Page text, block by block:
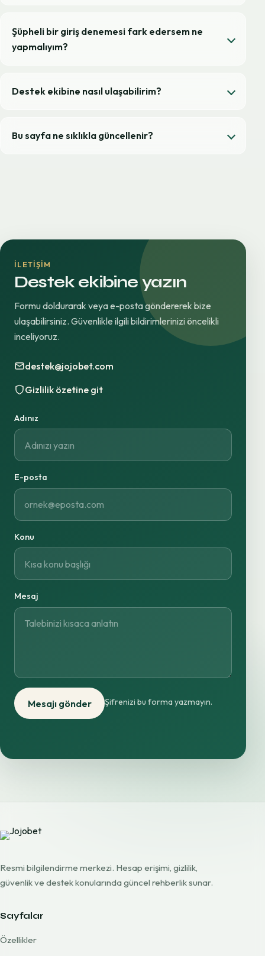
Şüpheli bir giriş denemesi fark edersem ne
yapmalıyım?
Destek ekibine nasıl ulaşabilirim?
Bu sayfa ne sıklıkla güncellenir?
İLETIŞIM
Destek ekibine yazın
Formu doldurarak veya e-posta göndererek bize
ulaşabilirsiniz. Güvenlikle ilgili bildirimlerinizi öncelikli
inceliyoruz.
destek@jojobet.com
Gizlilik özetine git
Adınız
E-posta
Konu
Mesaj
Mesajı gönder Şifrenizi bu forma yazmayın.
Resmi bilgilendirme merkezi. Hesap erişimi, gizlilik,
güvenlik ve destek konularında güncel rehberlik sunar.
Sayfalar
Özellikler